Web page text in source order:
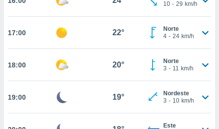
todos os
o
um perfil
e
10 - 29 km/h
17:00 22°
Norte
4 - 24 km/h
18:00 20°
Norte
3 - 11 km/h
19:00 19°
Nordeste
3 - 10 km/h
Este